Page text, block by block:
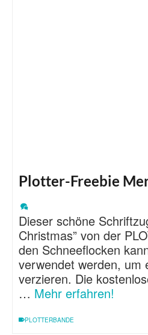
Plotter-Freebie
Dieser schöne
Christmas” von der
den Schneeflocken
verwendet werden, um
verzieren. Die
… Mehr erfahren!
PLOTTERBANDE